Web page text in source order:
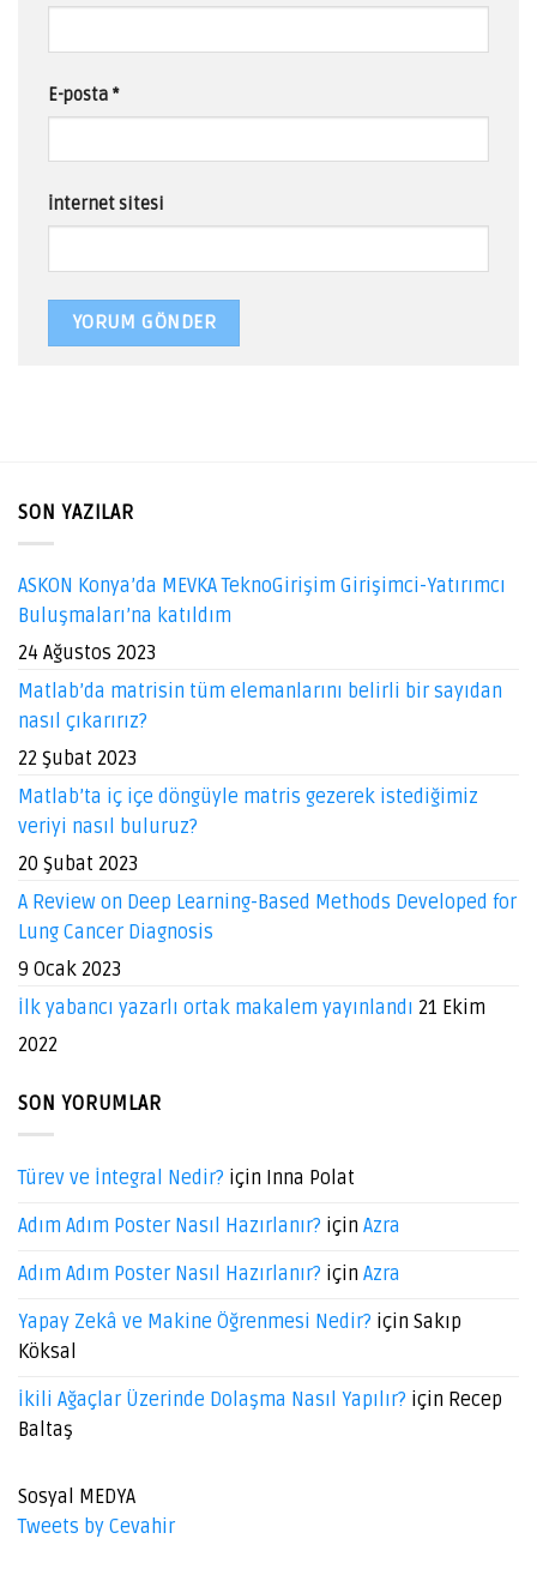
E-posta *
İnternet sitesi
SON YAZILAR
ASKON Konya’da MEVKA TeknoGirişim Girişimci-Yatırımcı
Buluşmaları’na katıldım
24 Ağustos 2023
Matlab’da matrisin tüm elemanlarını belirli bir sayıdan
nasıl çıkarırız?
22 Şubat 2023
Matlab’ta iç içe döngüyle matris gezerek istediğimiz
veriyi nasıl buluruz?
20 Şubat 2023
A Review on Deep Learning-Based Methods Developed for
Lung Cancer Diagnosis
9 Ocak 2023
İlk yabancı yazarlı ortak makalem yayınlandı 21 Ekim
2022
SON YORUMLAR
Türev ve İntegral Nedir? için Inna Polat
Adım Adım Poster Nasıl Hazırlanır? için Azra
Adım Adım Poster Nasıl Hazırlanır? için Azra
Yapay Zekâ ve Makine Öğrenmesi Nedir? için Sakıp
Köksal
İkili Ağaçlar Üzerinde Dolaşma Nasıl Yapılır? için Recep
Baltaş
Sosyal MEDYA
Tweets by Cevahir